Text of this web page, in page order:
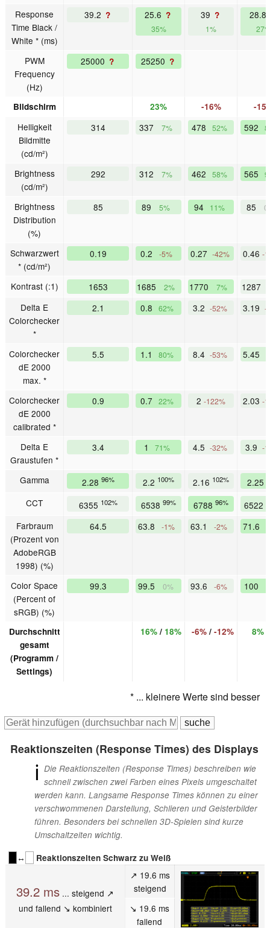
Response
Time Black /
White * (ms)
39.2 ? 25.6 ?
35%
39 ?
1%
28.8
PWM
Frequency
(Hz)
25000 ? 25250 ?
Bildschirm 23% -16% -
Helligkeit
Bildmitte
(cd/m²)
314 337 7% 478 52% 592
Brightness
(cd/m²)
292 312 7% 462 58% 565
Brightness
Distribution
(%)
85 89 5% 94 11% 85
Schwarzwert
* (cd/m²)
0.19 0.2 -5% 0.27 -42% 0.46 -
Kontrast (:1) 1653 1685 2% 1770 7% 1287
Delta E
Colorchecker
*
2.1 0.8 62% 3.2 -52% 3.19 -
Colorchecker
dE 2000
max. *
5.5 1.1 80% 8.4 -53% 5.45
Colorchecker
dE 2000
calibrated *
0.9 0.7 22% 2 -122% 2.03 -
Delta E
Graustufen *
3.4 1 71% 4.5 -32% 3.9 -
Gamma 2.28 96% 2.2 100% 2.16 102% 2.25
CCT 6355 102% 6538 99% 6788 96% 6522
Farbraum
(Prozent von
AdobeRGB
1998) (%)
64.5 63.8 -1% 63.1 -2% 71.6
Color Space
(Percent of
sRGB) (%)
99.3 99.5 0% 93.6 -6% 100
Durchschnitt
gesamt
(Programm /
Settings)
16%/ 18% -6%/ -12% 8%
* ... kleinere Werte sind besser
Reaktionszeiten (Response Times) des Displays
ℹ Die Reaktionszeiten (Response Times) beschreiben wie
schnell zwischen zwei Farben eines Pixels umgeschaltet
werden kann. Langsame Response Times können zu einer
verschwommenen Darstellung, Schlieren und Geisterbilder
führen. Besonders bei schnellen 3D-Spielen sind kurze
Umschaltzeiten wichtig.
↔
Reaktionszeiten Schwarz zu Weiß
39.2 ms ... steigend ↗
und fallend ↘ kombiniert
↗ 19.6 ms
steigend
↘ 19.6 ms
fallend